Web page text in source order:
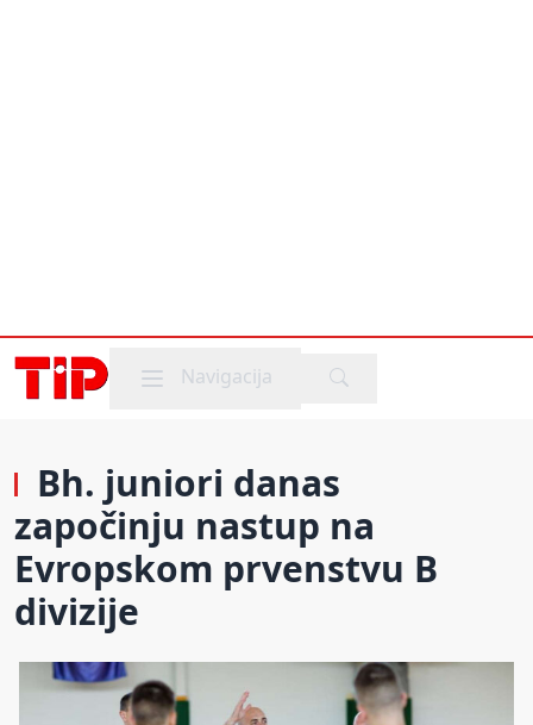
Mobile menu
Navigacija
Bh. juniori danas
započinju nastup na
Evropskom prvenstvu B
divizije